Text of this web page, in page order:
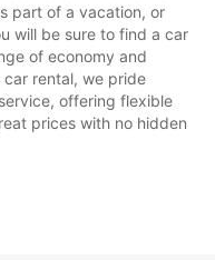
part of a vacation, or
will be sure to find a car
of economy and
car rental, we pride
offering flexible
prices with no hidden